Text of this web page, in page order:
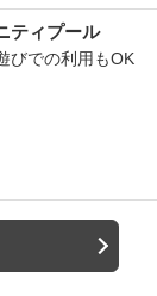
ティプール
びでの利用もOK